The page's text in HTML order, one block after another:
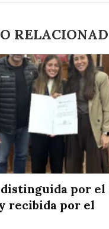
por el
recibida por el